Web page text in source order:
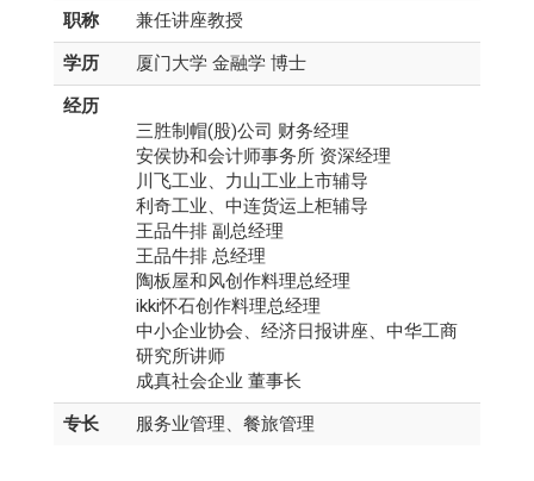
职称
兼任讲座教授
学历
厦门大学 金融学 博士
经历
三胜制帽(股)公司 财务经理
安侯协和会计师事务所 资深经理
川飞工业、力山工业上市辅导
利奇工业、中连货运上柜辅导
王品牛排 副总经理
王品牛排 总经理
陶板屋和风创作料理总经理
ikki怀石创作料理总经理
中小企业协会、经济日报讲座、中华工商
研究所讲师
成真社会企业 董事长
专长
服务业管理、餐旅管理